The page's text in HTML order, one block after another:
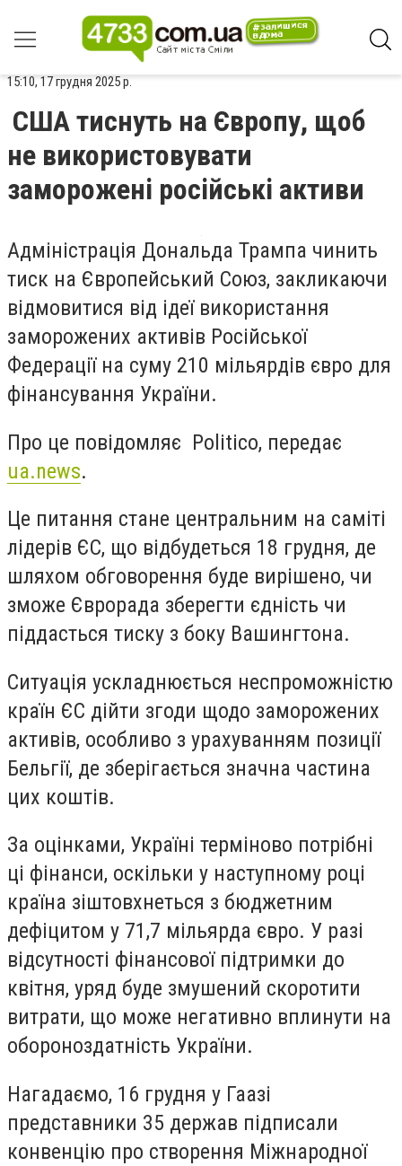
15:10, 17 грудня 2025 р.
США тиснуть на Європу, щоб
не використовувати
заморожені російські активи
Адміністрація Дональда Трампа чинить
тиск на Європейський Союз, закликаючи
відмовитися від ідеї використання
заморожених активів Російської
Федерації на суму 210 мільярдів євро для
фінансування України.
Про це повідомляє Politico, передає
ua.news.
Це питання стане центральним на саміті
лідерів ЄС, що відбудеться 18 грудня, де
шляхом обговорення буде вирішено, чи
зможе Єврорада зберегти єдність чи
піддасться тиску з боку Вашингтона.
Ситуація ускладнюється неспроможністю
країн ЄС дійти згоди щодо заморожених
активів, особливо з урахуванням позиції
Бельгії, де зберігається значна частина
цих коштів.
За оцінками, Україні терміново потрібні
ці фінанси, оскільки у наступному році
країна зіштовхнеться з бюджетним
дефіцитом у 71,7 мільярда євро. У разі
відсутності фінансової підтримки до
квітня, уряд буде змушений скоротити
витрати, що може негативно вплинути на
обороноздатність України.
Нагадаємо, 16 грудня у Гаазі
представники 35 держав підписали
конвенцію про створення Міжнародної